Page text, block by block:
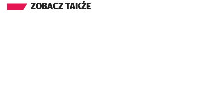
ZOBACZ TAKŻE